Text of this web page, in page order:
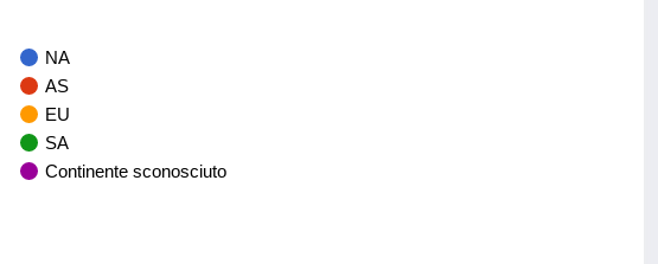
NA
AS
EU
SA
Continente sconosciuto